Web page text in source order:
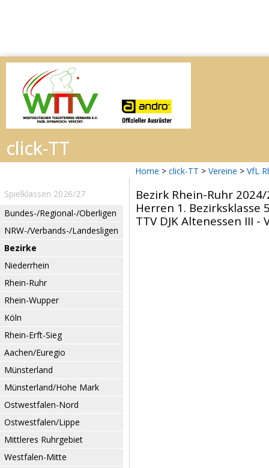
Home > click-TT > Vereine > VfL
Spielklassen 2026/27
Bundes-/Regional-/Oberligen
NRW-/Verbands-/Landesligen
Bezirke
Niederrhein
Rhein-Ruhr
Rhein-Wupper
Köln
Rhein-Erft-Sieg
Aachen/Euregio
Münsterland
Münsterland/Hohe Mark
Ostwestfalen-Nord
Ostwestfalen/Lippe
Mittleres Ruhrgebiet
Westfalen-Mitte
Bezirk Rhein-Ruhr
Herren 1. Bezirksklasse
TTV DJK Altenessen III -